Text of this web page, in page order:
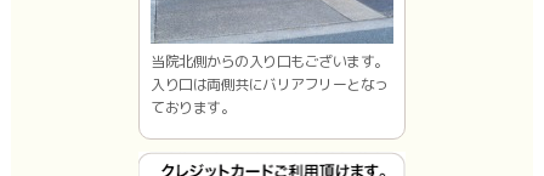
当院北側からの入り口もございます。
入り口は両側共にバリアフリーとなっ
ております。